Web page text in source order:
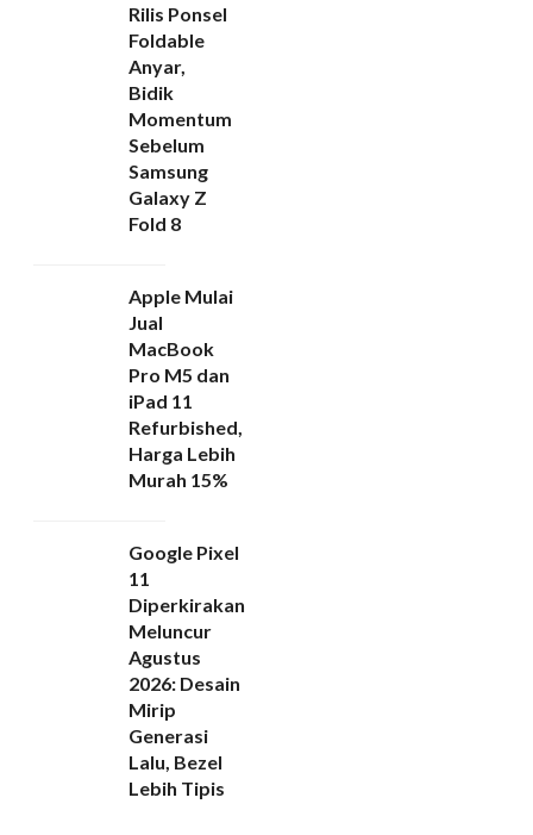
Rilis Ponsel
Foldable
Anyar,
Bidik
Momentum
Sebelum
Samsung
Galaxy Z
Fold 8
Apple Mulai
Jual
MacBook
Pro M5 dan
iPad 11
Refurbished,
Harga Lebih
Murah 15%
Google Pixel
11
Diperkirakan
Meluncur
Agustus
2026: Desain
Mirip
Generasi
Lalu, Bezel
Lebih Tipis